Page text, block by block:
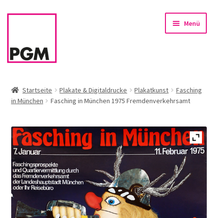
Zur
Zum
Menü
News
Sortiment
öffnen
Rahmen & Einrahmung
Firmenservice – Kunst für Büro, Praxis, Kanzlei
Referenzen
Startseite Plakate & Digitaldrucke Plakatkunst
Fasching
in München
Fasching in München 1975 Fremdenverkehrsamt